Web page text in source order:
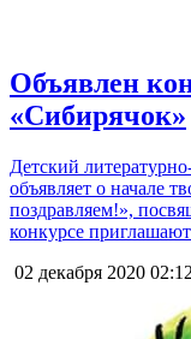
Объявлен
«Сибирячок»
Детский
объявляет о начале
поздравляем!»,
конкурсе
02 декабря 2020 02:12